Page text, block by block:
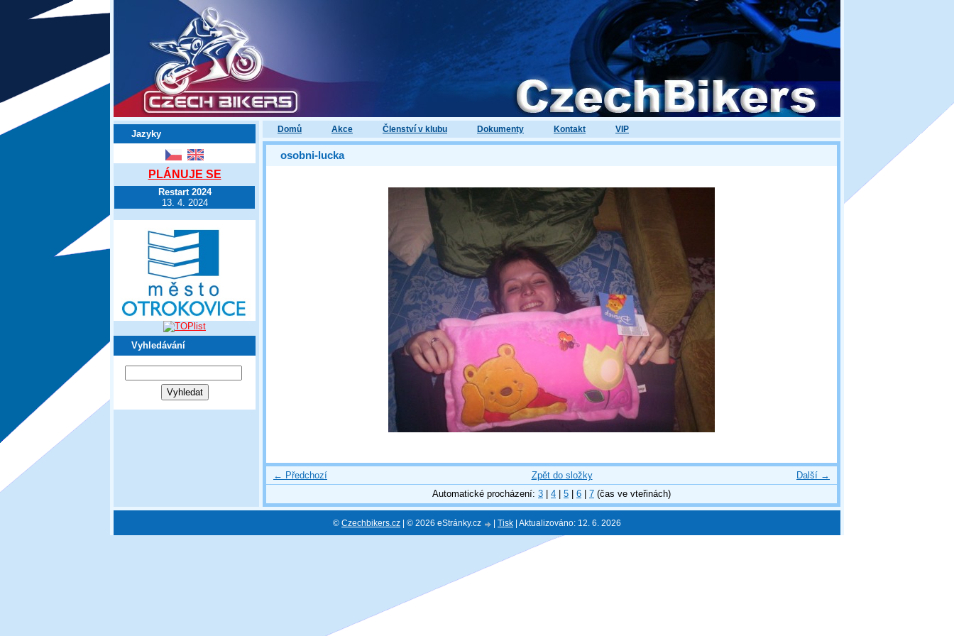
Domů Akce Členství v klubu Dokumenty Kontakt VIP
Jazyky
PLÁNUJE SE
Restart 2024
13. 4. 2024
Vyhledávání
osobni-lucka
← Předchozí Další →
Zpět do složky
Automatické procházení: 3 4 5 6 7 (čas ve vteřinách)
© Czechbikers.cz | © 2026 eStránky.cz Tisk Aktualizováno: 12. 6. 2026